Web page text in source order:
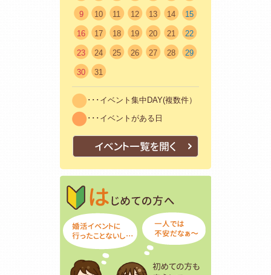
9 10 11 12 13 14 15
16 17 18 19 20 21 22
23 24 25 26 27 28 29
30 31
･･･イベント集中DAY(複数件）
･･･イベントがある日
イベント一覧を開く
はじめての方